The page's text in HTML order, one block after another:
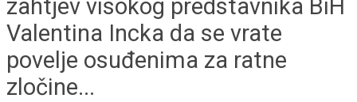
zahtjev visokog predstavnika BiH
Valentina Incka da se vrate
povelje osuđenima za ratne
zločine...